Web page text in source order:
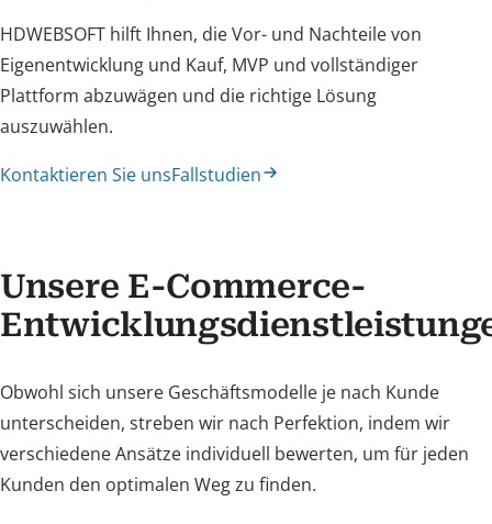
HDWEBSOFT hilft Ihnen, die Vor- und Nachteile von
Eigenentwicklung und Kauf, MVP und vollständiger
Plattform abzuwägen und die richtige Lösung
auszuwählen.
Kontaktieren Sie unsFallstudien
Unsere E-Commerce-
Obwohl sich unsere Geschäftsmodelle je nach Kunde
unterscheiden, streben wir nach Perfektion, indem wir
verschiedene Ansätze individuell bewerten, um für jeden
Kunden den optimalen Weg zu finden.